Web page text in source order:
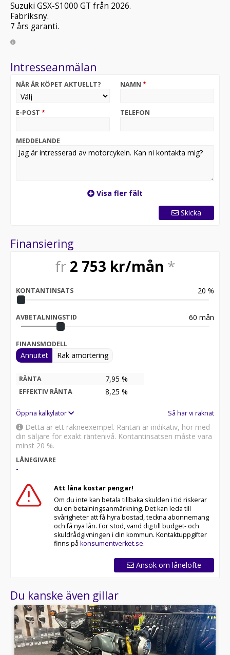
Suzuki GSX-S1000 GT från 2026.
Fabriksny.
7 års garanti.
Intresseanmälan
NÄR ÄR KÖPET AKTUELLT? NAMN *
E-POST * TELEFON
MEDDELANDE
Visa fler fält
Skicka
Finansiering
fr 2 753 kr/mån *
KONTANTINSATS 20 %
AVBETALNINGSTID 60 mån
FINANSMODELL
Annuitet Rak amortering
RÄNTA 7,95 %
EFFEKTIV RÄNTA 8,25 %
Öppna kalkylator Så har vi räknat
Detta är ett räkneexempel. Räntan är indikativ, hör med
din säljare för exakt räntenivå. Kontantinsatsen måste vara
minst 20 %.
LÅNEGIVARE
-
Att låna kostar pengar!
Om du inte kan betala tillbaka skulden i tid riskerar
du en betalningsanmärkning. Det kan leda till
svårigheter att få hyra bostad, teckna abonnemang
och få nya lån. För stöd, vänd dig till budget- och
skuldrådgivningen i din kommun. Kontaktuppgifter
finns på konsumentverket.se.
Ansök om lånelöfte
Du kanske även gillar